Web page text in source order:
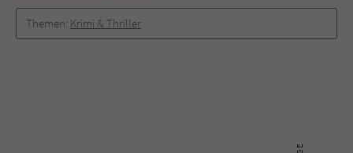
Themen: Krimi & Thriller